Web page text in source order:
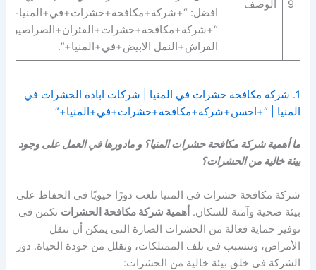
9 الوصف
افضل: “+شركة+مكافحة+حشرات+في+المنيا+” |
الفراش+النمل الابيض+في+المنيا+”.
1. شركة مكافحة حشرات في المنيا | شركات ابادة الحشرات في
المنيا | “+احسن+شركة+مكافحة+حشرات+في+المنيا+”
ما أهمية شركة مكافحة حشرات المنيا؟ و مادورها في العمل على وجود
بيئة خالية من الحشرات؟
شركة مكافحة حشرات في المنيا تلعب دورًا حيويًا في الحفاظ على
بيئة صحية وآمنة للسكان. أهمية شركة مكافحة الحشرات تكمن في
توفير حماية فعالة من الحشرات الضارة التي يمكن أن تنقل
الأمراض، وتتسبب في تلف الممتلكات، وتقلل من جودة الحياة. دور
الشركة في خلق بيئة خالية من الحشرات: